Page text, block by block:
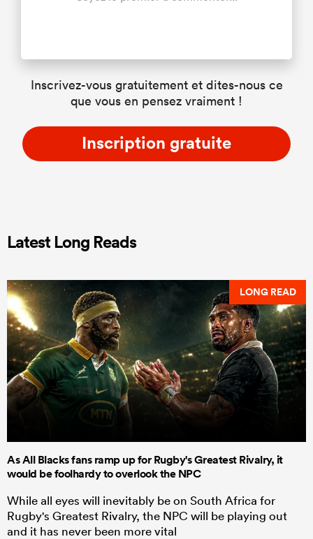
Inscrivez-vous gratuitement et dites-nous ce
que vous en pensez vraiment !
Inscription gratuite
Latest Long Reads
LONG READ
As All Blacks fans ramp up for Rugby's Greatest Rivalry, it
would be foolhardy to overlook the NPC
While all eyes will inevitably be on South Africa for
Rugby's Greatest Rivalry, the NPC will be playing out
and it has never been more vital